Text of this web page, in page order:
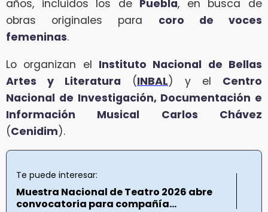
años, incluidos los de Puebla, en busca de
obras originales para coro de voces
femeninas.
Lo organizan el Instituto Nacional de Bellas
Artes y Literatura (INBAL) y el Centro
Nacional de Investigación, Documentación e
Información Musical Carlos Chávez
(Cenidim).
Te puede interesar:
Muestra Nacional de Teatro 2026 abre
convocatoria para compañía...